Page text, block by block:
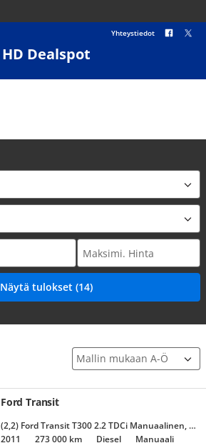
HD Dealspot
Yhteystiedot
Ford Transit
(2,2) Ford Transit T300 2.2 TDCi Manuaalinen, 6 vaihdetta, 115ps, 2011
2011
273 000 km Diesel Manuaali